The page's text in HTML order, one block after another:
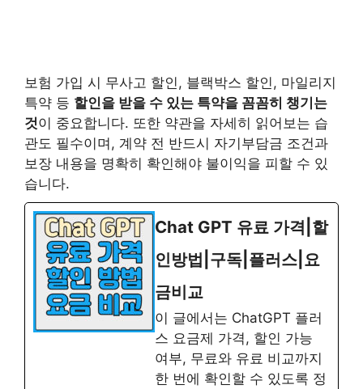
보험 가입 시 무사고 할인, 블랙박스 할인, 마일리지
특약 등 할인을 받을 수 있는 특약을 꼼꼼히 챙기는
것이 중요합니다. 또한 약관을 자세히 읽어보는 습
관도 필수이며, 계약 전 반드시 자기부담금 조건과
보장 내용을 명확히 확인해야 불이익을 피할 수 있
습니다.
Chat GPT 유료 가격|할
인방법|구독|플러스|요
금비교
이 글에서는 ChatGPT 플러
스 요금제 가격, 할인 가능
여부, 무료와 유료 비교까지
한 번에 확인할 수 있도록 정